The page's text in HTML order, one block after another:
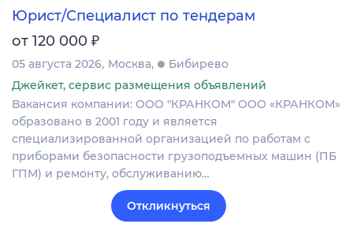
Юрист/Специалист по тендерам
от 120 000 ₽
05 августа 2026 Москва
Бибирево
Джейкет, сервис размещения объявлений
Вакансия компании: ООО "КРАНКОМ" ООО «КРАНКОМ»
образовано в 2001 году и является
специализированной организацией по работам с
приборами безопасности грузоподъемных машин (ПБ
ГПМ) и ремонту, обслуживанию…
Откликнуться